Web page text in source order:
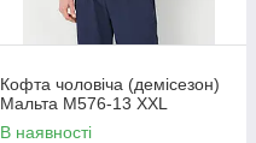
Кофта чоловіча (демісезон)
Мальта М576-13 XXL
В наявності